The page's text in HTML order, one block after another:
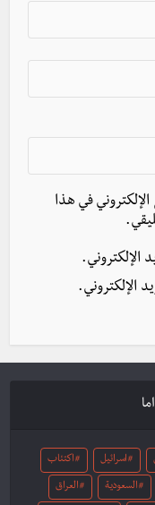
في هذا
الإلكتروني.
الإلكتروني.
اسرائيل اكتئاب
السعودية العراق